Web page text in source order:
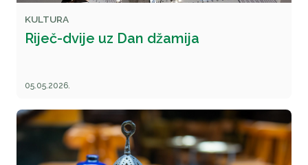
KULTURA
Riječ-dvije uz Dan džamija
05.05.2026.